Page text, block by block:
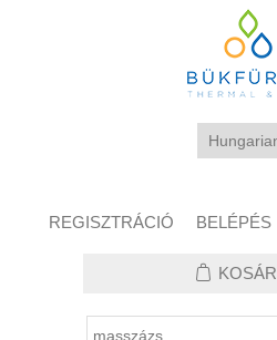
REGISZTRÁCIÓ BELÉPÉS
KOSÁR